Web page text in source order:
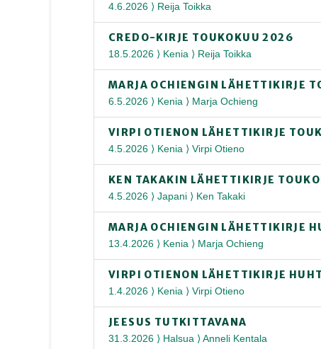
4.6.2026 ⟩ Reija Toikka
CREDO-KIRJE TOUKOKUU 2026
18.5.2026 ⟩ Kenia ⟩ Reija Toikka
MARJA OCHIENGIN LÄHETTIKIRJE
6.5.2026 ⟩ Kenia ⟩ Marja Ochieng
VIRPI OTIENON LÄHETTIKIRJE
4.5.2026 ⟩ Kenia ⟩ Virpi Otieno
KEN TAKAKIN LÄHETTIKIRJE
4.5.2026 ⟩ Japani ⟩ Ken Takaki
MARJA OCHIENGIN LÄHETTIKIRJE
13.4.2026 ⟩ Kenia ⟩ Marja Ochieng
VIRPI OTIENON LÄHETTIKIRJE
1.4.2026 ⟩ Kenia ⟩ Virpi Otieno
JEESUS TUTKITTAVANA
31.3.2026 ⟩ Halsua ⟩ Anneli Kentala